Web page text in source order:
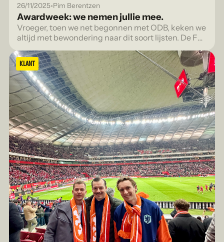
26/11/2025•Pim Berentzen
Awardweek: we nemen jullie mee.
Vroeger, toen we net begonnen met ODB, keken we
altijd met bewondering naar dit soort lijsten. De FD
gezien werden.
KLANT